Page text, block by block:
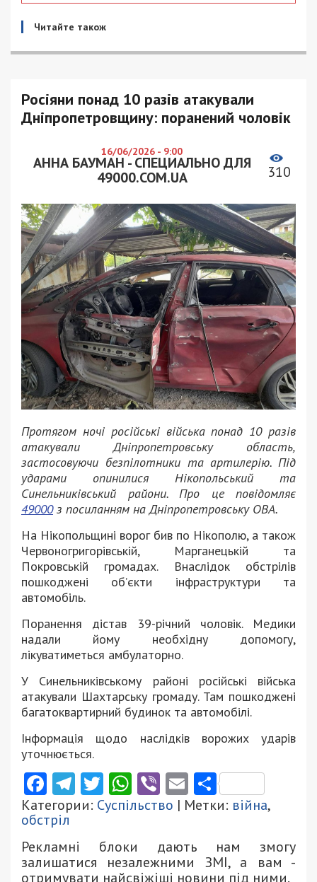
Читайте також
Росіяни понад 10 разів атакували
Дніпропетровщину: поранений чоловік
16/06/2026 - 9:00
АННА БАУМАН - СПЕЦИАЛЬНО ДЛЯ
49000.COM.UA
310
Протягом ночі російські війська понад 10 разів
атакували Дніпропетровську область,
застосовуючи безпілотники та артилерію. Під
ударами опинилися Нікопольський та
Синельниківський райони. Про це повідомляє
49000з посиланням на Дніпропетровську ОВА.
На Нікопольщині ворог бив по Нікополю, а також
Червоногригорівській, Марганецькій та
Покровській громадах. Внаслідок обстрілів
пошкоджені об’єкти інфраструктури та
автомобіль.
Поранення дістав 39-річний чоловік. Медики
надали йому необхідну допомогу,
лікуватиметься амбулаторно.
У Синельниківському районі російські війська
атакували Шахтарську громаду. Там пошкоджені
багатоквартирний будинок та автомобілі.
Інформація щодо наслідків ворожих ударів
уточнюється.
Facebook
Telegram
Twitter
WhatsApp
ViberEmail
Категории: Суспільство | Метки: війна,
обстріл
Рекламні блоки дають нам змогу
залишатися незалежними ЗМІ, а вам -
отримувати найсвіжіші новини під ними.